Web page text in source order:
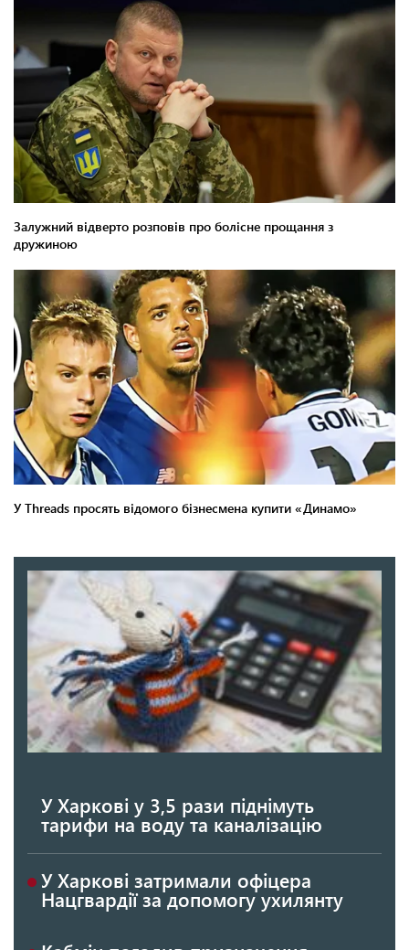
У Харкові у 3,5 рази піднімуть
тарифи на воду та каналізацію
У Харкові затримали офіцера
Нацгвардії за допомогу ухилянту